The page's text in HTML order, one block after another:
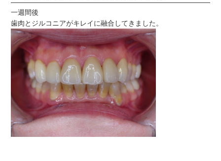
一週間後
歯肉とジルコニアがキレイに融合してきました。